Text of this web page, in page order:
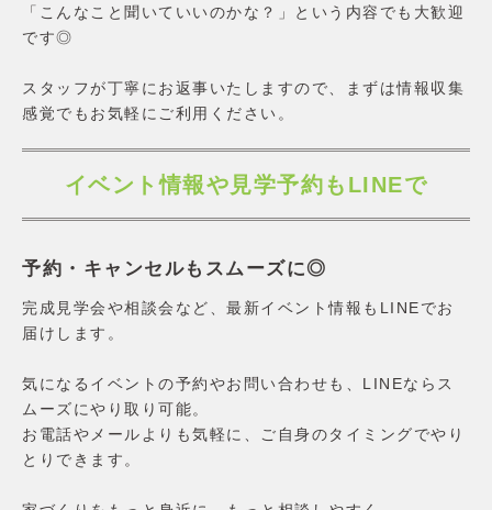
「こんなこと聞いていいのかな？」という内容でも大歓迎
です◎
スタッフが丁寧にお返事いたしますので、まずは情報収集
感覚でもお気軽にご利用ください。
イベント情報や見学予約もLINEで
予約・キャンセルもスムーズに◎
完成見学会や相談会など、最新イベント情報もLINEでお
届けします。
気になるイベントの予約やお問い合わせも、LINEならス
ムーズにやり取り可能。
お電話やメールよりも気軽に、ご自身のタイミングでやり
とりできます。